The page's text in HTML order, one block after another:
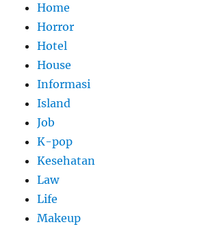
Home
Horror
Hotel
House
Informasi
Island
Job
K-pop
Kesehatan
Law
Life
Makeup